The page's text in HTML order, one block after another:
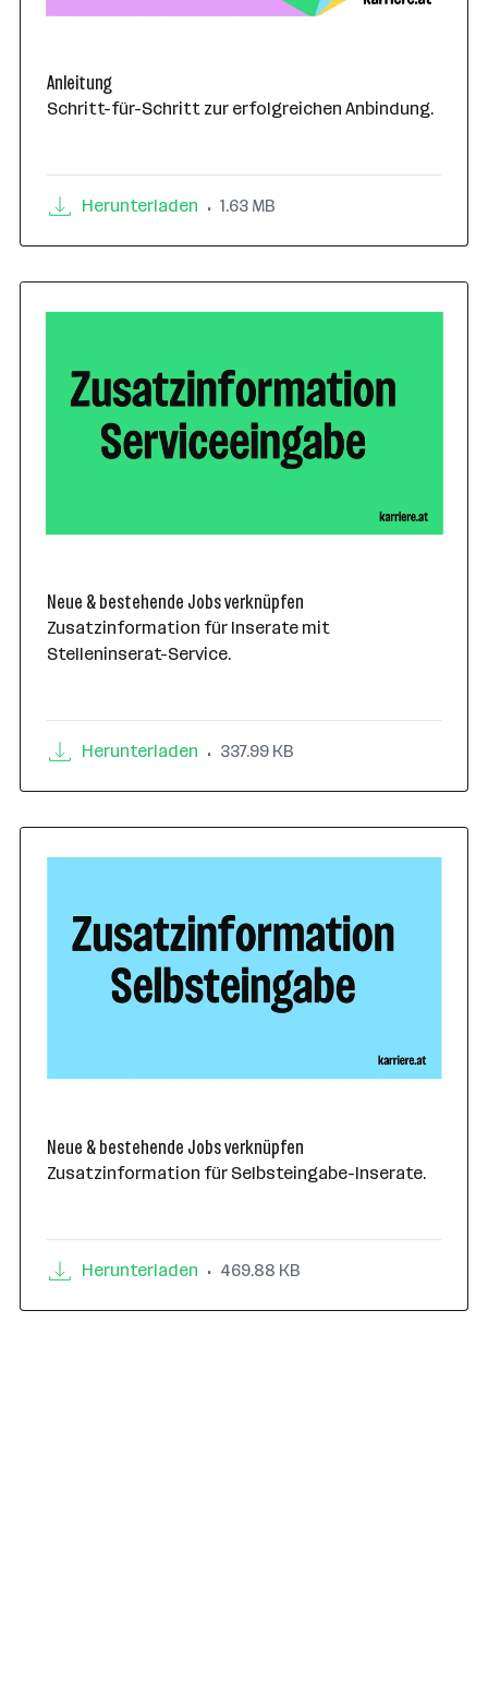
Anleitung
Schritt-für-Schritt zur erfolgreichen Anbindung.
Herunterladen • 1.63 MB
Neue & bestehende Jobs verknüpfen
Zusatzinformation für Inserate mit
Stelleninserat-Service.
Herunterladen • 337.99 KB
Neue & bestehende Jobs verknüpfen
Zusatzinformation für Selbsteingabe-Inserate.
Herunterladen • 469.88 KB